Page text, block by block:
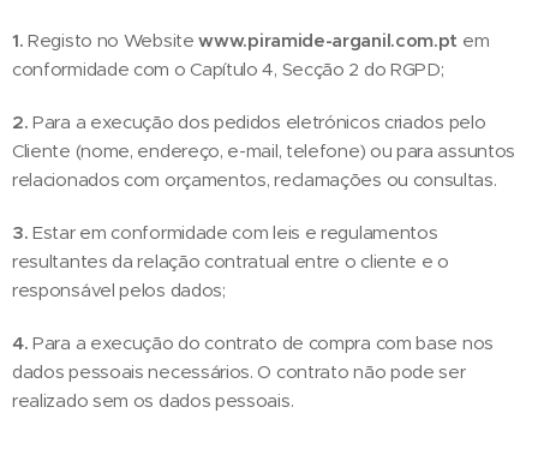
1.Registo no Websitewww.piramide-arganil.com.pt em
conformidade com o Capítulo 4, Secção 2 do RGPD;
2.Para a execução dos pedidos eletrónicos criados pelo
Cliente (nome, endereço, e-mail, telefone) ou para assuntos
relacionados com orçamentos, reclamações ou consultas.
3.Estar em conformidade com leis e regulamentos
resultantes da relação contratual entre o cliente e o
responsável pelos dados;
4.Para a execução do contrato de compra com base nos
dados pessoais necessários. O contrato não pode ser
realizado sem os dados pessoais.